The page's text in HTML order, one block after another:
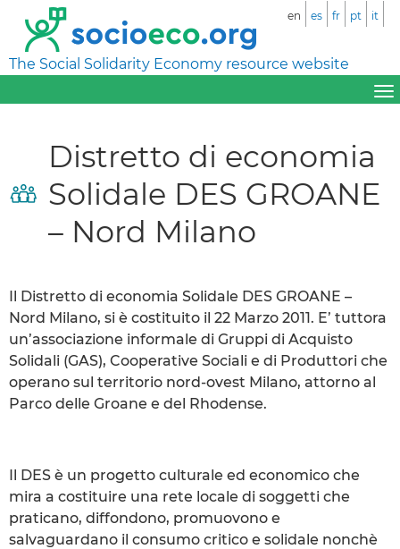
The Social Solidarity Economy resource website
en es fr pt it
Distretto di economia
Solidale DES GROANE
– Nord Milano
Il Distretto di economia Solidale DES GROANE –
Nord Milano, si è costituito il 22 Marzo 2011. E’ tuttora
un’associazione informale di Gruppi di Acquisto
Solidali (GAS), Cooperative Sociali e di Produttori che
operano sul territorio nord-ovest Milano, attorno al
Parco delle Groane e del Rhodense.
Il DES è un progetto culturale ed economico che
mira a costituire una rete locale di soggetti che
praticano, diffondono, promuovono e
salvaguardano il consumo critico e solidale nonchè